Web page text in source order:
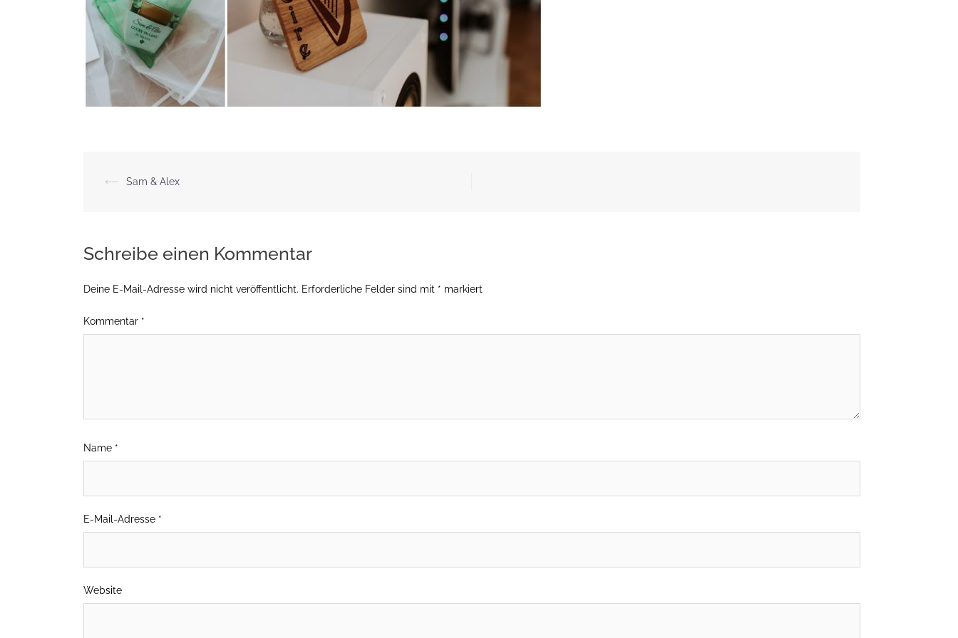
Beitragsnavigation
⟵ Sam & Alex
Schreibe einen Kommentar
Deine E-Mail-Adresse wird nicht veröffentlicht. Erforderliche Felder sind mit * markiert
Kommentar *
Name *
E-Mail-Adresse *
Website